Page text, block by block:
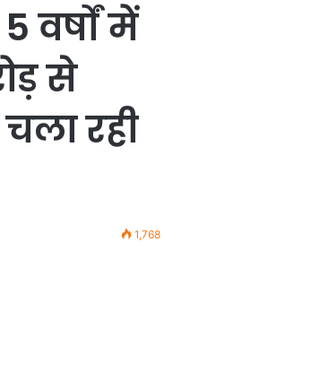
वर्षों में
से
रही
1,768